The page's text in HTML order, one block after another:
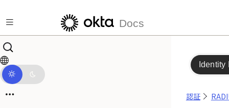
Docs
Identity
認証